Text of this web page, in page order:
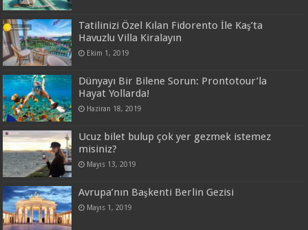
Tatilinizi Özel Kılan Fidorento İle Kaş’ta
Havuzlu Villa Kiralayın
Ekim 1, 2019
Dünyayı Bir Bilene Sorun: Prontotour’la
Hayat Yollarda!
Haziran 18, 2019
Ucuz bilet bulup çok yer gezmek istemez
misiniz?
Mayıs 13, 2019
Avrupa’nın Başkenti Berlin Gezisi
Mayıs 1, 2019